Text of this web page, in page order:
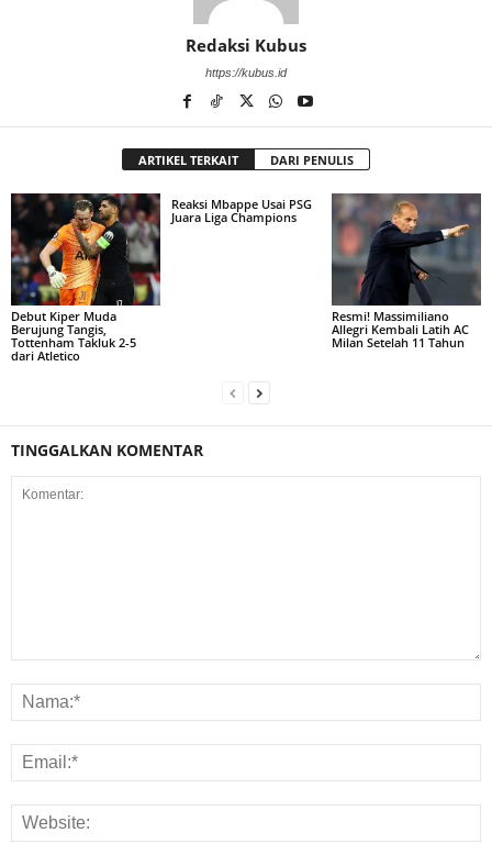
Redaksi Kubus
https://kubus.id
ARTIKEL TERKAIT DARI PENULIS
Debut Kiper Muda
Berujung Tangis,
Tottenham Takluk 2-5
dari Atletico
Reaksi Mbappe Usai PSG
Juara Liga Champions
Resmi! Massimiliano
Allegri Kembali Latih AC
Milan Setelah 11 Tahun
TINGGALKAN KOMENTAR